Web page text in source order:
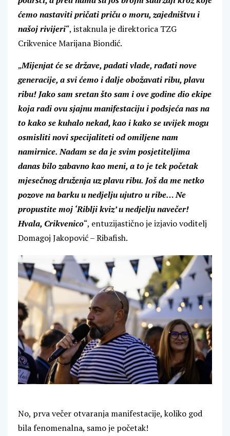
ćemo nastaviti pričati priču o moru, zajedništvu i
našoj rivijeri“, istaknula je direktorica TZG
Crikvenice Marijana Biondić.
„Mijenjat će se države, padati vlade, rađati nove
generacije, a svi ćemo i dalje obožavati ribu, plavu
ribu! Jako sam sretan što sam i ove godine dio ekipe
koja radi ovu sjajnu manifestaciju i podsjeća nas na
to kako se kuhalo nekad, kao i kako se uvijek mogu
osmisliti novi specijaliteti od omiljene nam
namirnice. Nadam se da je svim posjetiteljima
danas bilo zabavno kao meni, a to je tek početak
mjesečnog druženja uz plavu ribu. Još da me netko
pozove na barku u nedjelju ujutro u ribe… Ne
propustite moj ‘Riblji kviz’ u nedjelju navečer!
Hvala, Crikvenico“, entuzijastično je izjavio voditelj
Domagoj Jakopović – Ribafish.
No, prva večer otvaranja manifestacije, koliko god
bila fenomenalna, samo je početak!